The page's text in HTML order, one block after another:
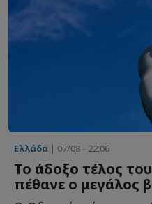
Ελλάδα | 07/08 - 22:06
Το άδοξο τέλος
πέθανε ο μεγάλος